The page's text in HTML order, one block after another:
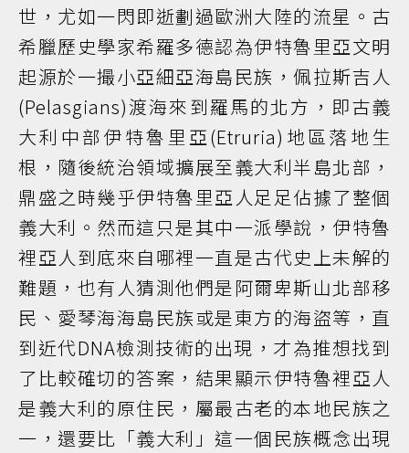
世，尤如一閃即逝劃過歐洲大陸的流星。古
希臘歷史學家希羅多德認為伊特魯里亞文明
起源於一撮小亞細亞海島民族，佩拉斯吉人
(Pelasgians)渡海來到羅馬的北方，即古義
大利中部伊特魯里亞(Etruria)地區落地生
根，隨後統治領域擴展至義大利半島北部，
鼎盛之時幾乎伊特魯里亞人足足佔據了整個
義大利。然而這只是其中一派學說，伊特魯
裡亞人到底來自哪裡一直是古代史上未解的
難題，也有人猜測他們是阿爾卑斯山北部移
民、愛琴海海島民族或是東方的海盜等，直
到近代DNA檢測技術的出現，才為推想找到
了比較確切的答案，結果顯示伊特魯裡亞人
是義大利的原住民，屬最古老的本地民族之
一，還要比「義大利」這一個民族概念出現